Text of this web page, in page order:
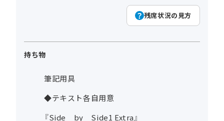
残席状況の見方
持ち物
筆記用具
◆テキスト各自用意
『Side by Side1 Extra』